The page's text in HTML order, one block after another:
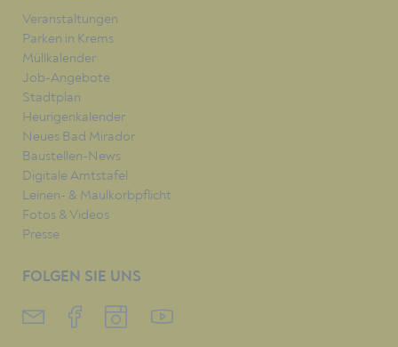
Veranstaltungen
Parken in Krems
Müllkalender
Job-Angebote
Stadtplan
Heurigenkalender
Neues Bad Mirador
Baustellen-News
Digitale Amtstafel
Leinen- & Maulkorbpflicht
Fotos & Videos
Presse
FOLGEN SIE UNS